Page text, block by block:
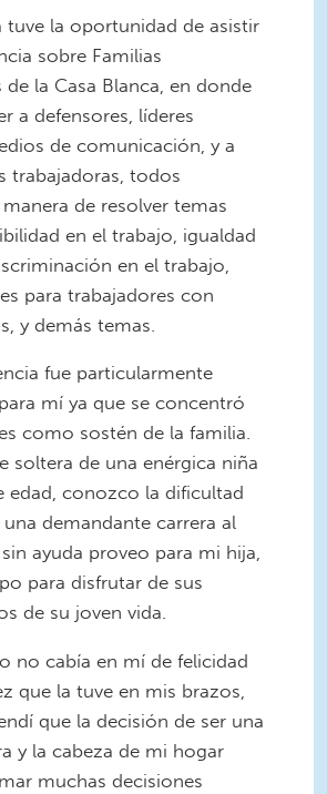
tuve la oportunidad de asistir
sobre Familias
de la Casa Blanca, en donde
a defensores, líderes
de comunicación, y a
trabajadoras, todos
de resolver temas
en el trabajo, igualdad
en el trabajo,
para trabajadores con
y demás temas.
fue particularmente
mí ya que se concentró
como sostén de la familia.
soltera de una enérgica niña
edad, conozco la dificultad
demandante carrera al
ayuda proveo para mi hija,
para disfrutar de sus
de su joven vida.
no cabía en mí de felicidad
que la tuve en mis brazos,
que la decisión de ser una
y la cabeza de mi hogar
muchas decisiones